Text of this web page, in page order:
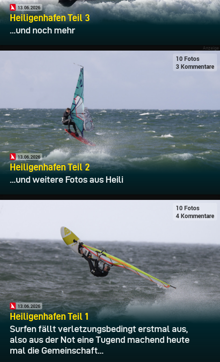
13.06.2026
Heiligenhafen Teil 3
...und noch mehr
10 Fotos
3 Kommentare
13.06.2026
Heiligenhafen Teil 2
...und weitere Fotos aus Heili
10 Fotos
4 Kommentare
13.06.2026
Heiligenhafen Teil 1
Surfen fällt verletzungsbedingt erstmal aus,
also aus der Not eine Tugend machend heute
mal die Gemeinschaft...